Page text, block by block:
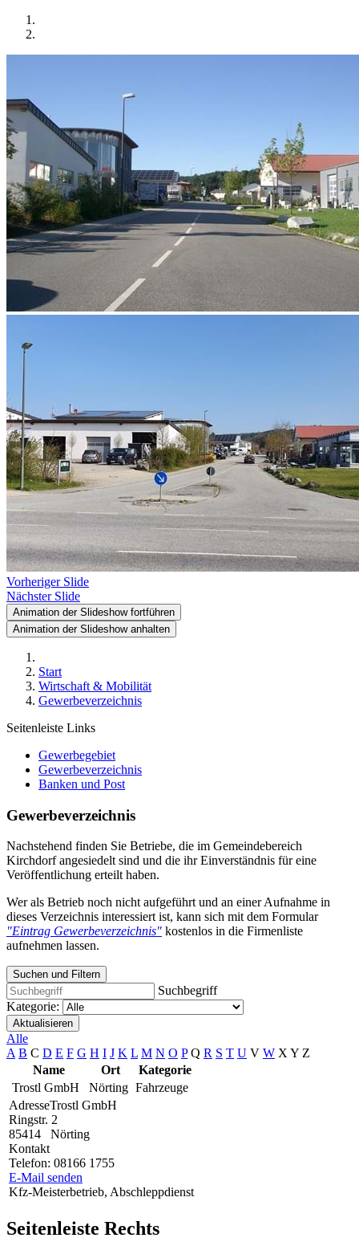
Vorheriger Slide
Nächster Slide
Animation der Slideshow fortführen
Animation der Slideshow anhalten
Start
Wirtschaft & Mobilität
Gewerbeverzeichnis
Seitenleiste Links
Gewerbegebiet
Gewerbeverzeichnis
Banken und Post
Gewerbeverzeichnis
Nachstehend finden Sie Betriebe, die im Gemeindebereich
Kirchdorf angesiedelt sind und die ihr Einverständnis für eine
Veröffentlichung erteilt haben.
Wer als Betrieb noch nicht aufgeführt und an einer Aufnahme in
dieses Verzeichnis interessiert ist, kann sich mit dem Formular
"Eintrag Gewerbeverzeichnis" kostenlos in die Firmenliste
aufnehmen lassen.
Suchen und Filtern
Suchbegriff
Kategorie:
Aktualisieren
Alle
A B C D E F G H I J K L M N O P Q R S T U V W XY Z
Name
Ort
Kategorie
Trostl GmbH
Nörting Fahrzeuge
AdresseTrostl GmbH
Ringstr. 2
85414
Nörting
Kontakt
Telefon: 08166 1755
E-Mail senden
Kfz-Meisterbetrieb, Abschleppdienst
Seitenleiste Rechts